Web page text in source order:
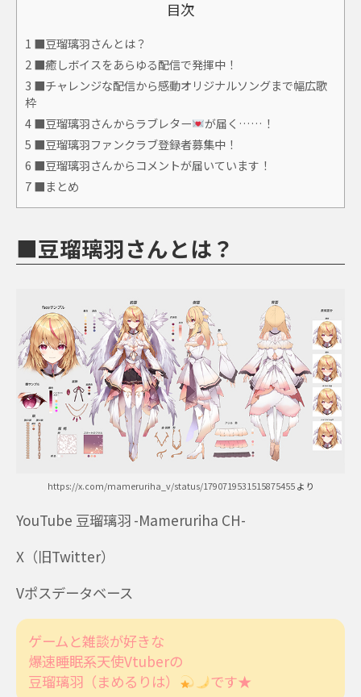
目次
1 ■豆瑠璃羽さんとは？
2 ■癒しボイスをあらゆる配信で発揮中！
3 ■チャレンジな配信から感動オリジナルソングまで幅広歌
枠
4 ■豆瑠璃羽さんからラブレター
が届く……！
5 ■豆瑠璃羽ファンクラブ登録者募集中！
6 ■豆瑠璃羽さんからコメントが届いています！
7 ■まとめ
■豆瑠璃羽さんとは？
https://x.com/mameruriha_v/status/1790719531515875455より
YouTube 豆瑠璃羽 -Mameruriha CH-
X（旧Twitter）
Vポスデータベース
ゲームと雑談が好きな
爆速睡眠系天使Vtuberの
豆瑠璃羽（まめるりは）
です★